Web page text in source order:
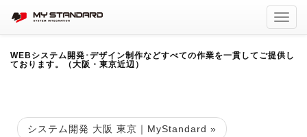
WEBシステム開発･デザイン制作などすべての作業を一貫してご提供し
ております。（大阪・東京近辺）
システム開発 大阪 東京｜MyStandard »